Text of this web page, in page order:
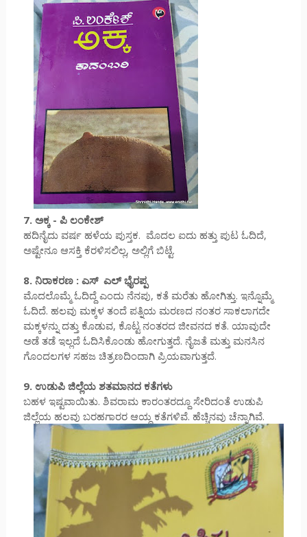
7. ಅಕ್ಕ - ಪಿ ಲಂಕೇಶ್
ಹದಿನೈದು ವರ್ಷ ಹಳೆಯ ಪುಸ್ತಕ. ಮೊದಲ ಐದು ಹತ್ತು ಪುಟ ಓದಿದೆ,
ಅಷ್ಟೇನೂ ಆಸಕ್ತಿ ಕೆರಳಿಸಲಿಲ್ಲ, ಅಲ್ಲಿಗೆ ಬಿಟ್ಟೆ.
8. ನಿರಾಕರಣ : ಎಸ್ ಎಲ್ ಭೈರಪ್ಪ
ಮೊದಲೊಮ್ಮೆ ಓದಿದ್ದೆ ಎಂದು ನೆನಪು, ಕತೆ ಮರೆತು ಹೋಗಿತ್ತು. ಇನ್ನೊಮ್ಮೆ
ಓದಿದೆ. ಹಲವು ಮಕ್ಕಳ ತಂದೆ ಪತ್ನಿಯ ಮರಣದ ನಂತರ ಸಾಕಲಾಗದೇ
ಮಕ್ಕಳನ್ನು ದತ್ತು ಕೊಡುವ, ಕೊಟ್ಟ ನಂತರದ ಜೀವನದ ಕತೆ. ಯಾವುದೇ
ಅಡೆ ತಡೆ ಇಲ್ಲದೆ ಓದಿಸಿಕೊಂಡು ಹೋಗುತ್ತದೆ. ನೈಜತೆ ಮತ್ತು ಮನಸಿನ
ಗೊಂದಲಗಳ ಸಹಜ ಚಿತ್ರಣದಿಂದಾಗಿ ಪ್ರಿಯವಾಗುತ್ತದೆ.
9. ಉಡುಪಿ ಜಿಲ್ಲೆಯ ಶತಮಾನದ ಕತೆಗಳು
ಬಹಳ ಇಷ್ಟವಾಯಿತು. ಶಿವರಾಮ ಕಾರಂತರದ್ದೂ ಸೇರಿದಂತೆ ಉಡುಪಿ
ಜಿಲ್ಲೆಯ ಹಲವು ಬರಹಗಾರರ ಆಯ್ದ ಕತೆಗಳಿವೆ. ಹೆಚ್ಚಿನವು ಚೆನ್ನಾಗಿವೆ.